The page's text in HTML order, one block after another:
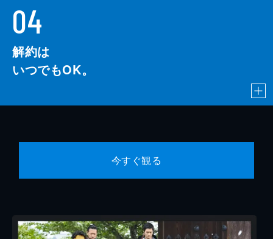
04
解約は
いつでもOK。
今すぐ観る